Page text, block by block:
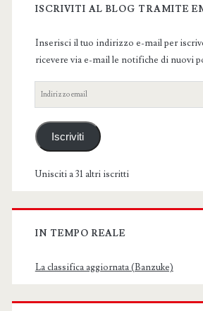
Sidebar
ISCRIVITI AL BLOG TRAMITE
Inserisci il tuo indirizzo e-mail per
ricevere via e-mail le notifiche di nuovi
Indirizzo
email
Iscriviti
Unisciti a 31 altri iscritti
IN TEMPO REALE
La classifica aggiornata (Banzuke)